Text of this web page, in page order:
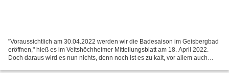
"Voraussichtlich am 30.04.2022 werden wir die Badesaison im Geisbergbad
eröffnen," hieß es im Veitshöchheimer Mitteilungsblatt am 18. April 2022.
Doch daraus wird es nun nichts, denn noch ist es zu kalt, vor allem auch